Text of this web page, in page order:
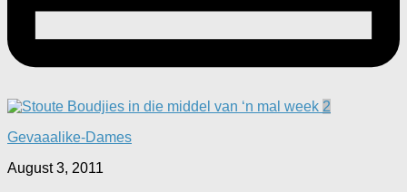
2
Gevaaalike-Dames
August 3, 2011